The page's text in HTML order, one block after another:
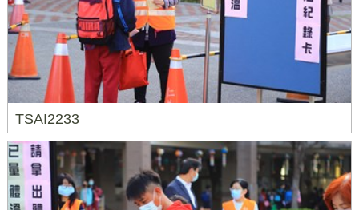
TSAI2233